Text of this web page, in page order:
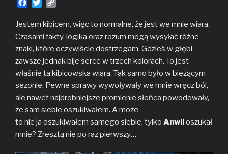
2025/2026
w przyszłość
a
c
e
o
o
k
w
i
t
e
r
o
p
y
L
i
n
k
Jestem kibicem, więc to normalne, że jest we mnie wiara.
Czasami fakty, logika oraz rozum mogą wysyłać różne
znaki, które oczywiście dostrzegam. Gdzieś w głębi
zawsze jednak bije serce w trzech kolorach. To jest
właśnie ta kibicowska wiara. Tak samo było w bieżącym
sezonie. Pewne sprawy wywoływały we mnie wręcz ból,
ale nawet najdrobniejsze promienie słońca powodowały,
że sam siebie oszukiwałem. A może
to nie ja oszukiwałem samego siebie, tylko Anwiloszukał
mnie? Zresztą nie po raz pierwszy…